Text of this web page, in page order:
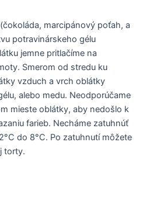
marcipánový poťah, a
potravinárskeho gélu
jemne pritlačíme na
Smerom od stredu ku
vzduch a vrch oblátky
alebo medu. Neodporúčame
mieste oblátky, aby nedošlo k
farieb. Necháme zatuhnúť
do 8°C. Po zatuhnutí môžete
torty.